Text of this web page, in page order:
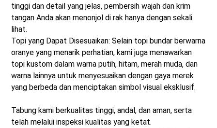
tinggi dan detail yang jelas, pembersih wajah dan krim
tangan Anda akan menonjol di rak hanya dengan sekali
lihat.
Topi yang Dapat Disesuaikan: Selain topi bundar berwarna
oranye yang menarik perhatian, kami juga menawarkan
topi kustom dalam warna putih, hitam, merah muda, dan
warna lainnya untuk menyesuaikan dengan gaya merek
yang berbeda dan menciptakan simbol visual eksklusif.
Tabung kami berkualitas tinggi, andal, dan aman, serta
telah melalui inspeksi kualitas yang ketat.